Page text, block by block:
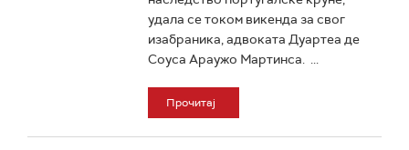
удала се током викенда за свог
изабраника, адвоката Дуартеа де
Соуса Араужо Мартинса. ...
Прочитај